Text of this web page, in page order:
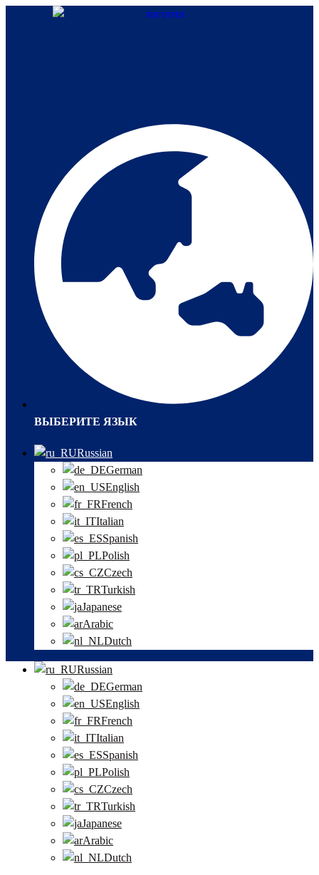
ВЫБЕРИТЕ ЯЗЫК
Russian
German
English
French
Italian
Spanish
Polish
Czech
Turkish
Japanese
Arabic
Dutch
Russian
German
English
French
Italian
Spanish
Polish
Czech
Turkish
Japanese
Arabic
Dutch